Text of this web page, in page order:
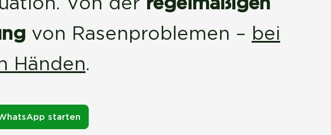
von Rasenproblemen – bei
Händen.
starten